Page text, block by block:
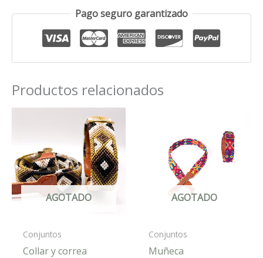
Pago seguro garantizado
Productos relacionados
AGOTADO
Conjuntos
Collar y correa
AGOTADO
Conjuntos
Muñeca